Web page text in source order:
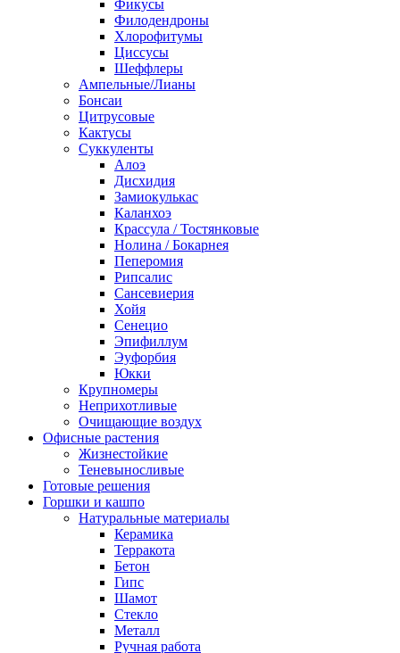
Фикусы
Филодендроны
Хлорофитумы
Циссусы
Шеффлеры
Ампельные/Лианы
Бонсаи
Цитрусовые
Кактусы
Суккуленты
Алоэ
Дисхидия
Замиокулькас
Каланхоэ
Крассула / Тостянковые
Нолина / Бокарнея
Пеперомия
Рипсалис
Сансевиерия
Хойя
Сенецио
Эпифиллум
Эуфорбия
Юкки
Крупномеры
Неприхотливые
Очищающие воздух
Офисные растения
Жизнестойкие
Теневыносливые
Готовые решения
Горшки и кашпо
Натуральные материалы
Керамика
Терракота
Бетон
Гипс
Шамот
Стекло
Металл
Ручная работа